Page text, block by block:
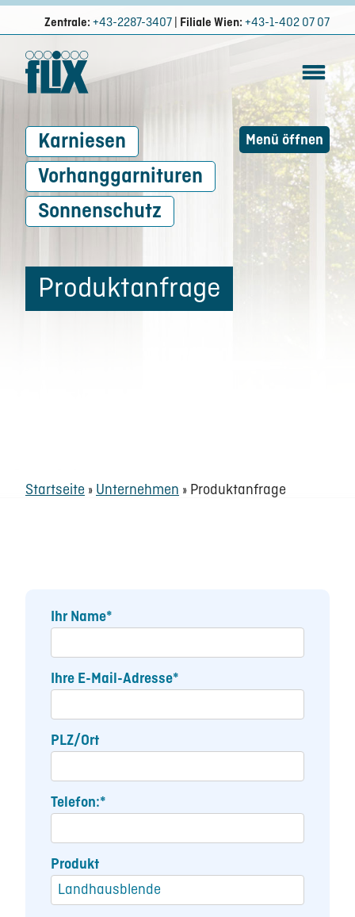
Zentrale: +43-2287-3407 Filiale Wien: +43-1-402 07 07
Menü öffnen
Karniesen
Vorhanggarnituren
Sonnenschutz
Produktanfrage
Startseite »Unternehmen » Produktanfrage
Ihr Name*
Ihre E-Mail-Adresse*
PLZ/Ort
Telefon:*
Produkt